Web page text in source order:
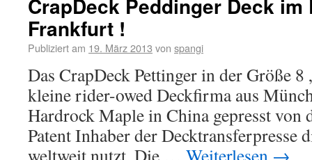
CrapDeck Peddinger Deck im
Frankfurt !
Publiziert am 19. März 2013 von spangi
Das CrapDeck Pettinger in der Größe 8
kleine rider-owed Deckfirma aus
Hardrock Maple in China gepresst von
Patent Inhaber der Decktransferpresse
weltweit nutzt. Die … Weiterlesen →